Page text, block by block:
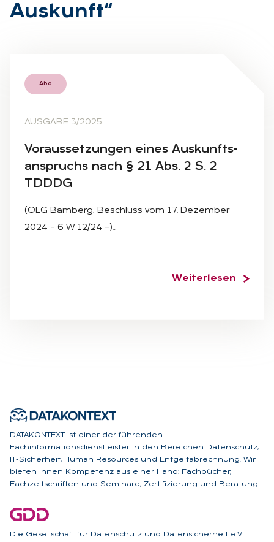
Aus­kunft“
Abo
AUSGABE 3/2025
Vor­aus­set­zun­gen ei­nes Aus­kunfts­
an­spruchs nach § 21 Abs. 2 S. 2
TDDDG
(OLG Bamberg, Beschluss vom 17. Dezember
2024 – 6 W 12/24 –)…
Weiterlesen
DATAKONTEXT ist einer der führenden
Fachinformationsdienstleister in den Bereichen Datenschutz,
IT-Sicherheit, Human Resources und Entgeltabrechnung. Wir
bieten Ihnen Kompetenz aus einer Hand: Fachbücher,
Fachzeitschriften und Seminare, Zertifizierung und Beratung.
Die Gesellschaft für Datenschutz und Datensicherheit e.V.